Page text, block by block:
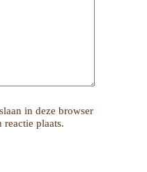
in deze browser
plaats.